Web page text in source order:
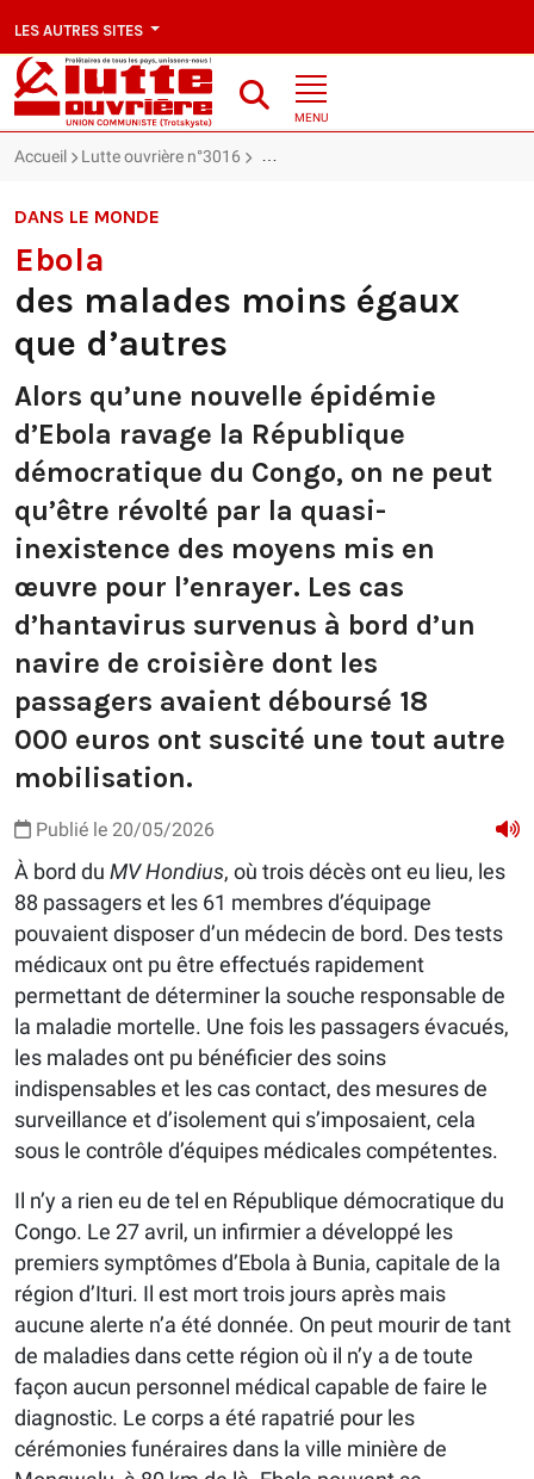
LES AUTRES SITES
MENU
Accueil Lutte ouvrière n°3016 Ebola : des malades moins égaux que
DANS LE MONDE
Ebola
des malades moins égaux
que d’autres
Alors qu’une nouvelle épidémie
d’Ebola ravage la République
démocratique du Congo, on ne peut
qu’être révolté par la quasi-
inexistence des moyens mis en
œuvre pour l’enrayer. Les cas
d’hantavirus survenus à bord d’un
navire de croisière dont les
passagers avaient déboursé 18
000 euros ont suscité une tout autre
mobilisation.
Publié le 20/05/2026
À bord du MV Hondius, où trois décès ont eu lieu, les
88 passagers et les 61 membres d’équipage
pouvaient disposer d’un médecin de bord. Des tests
médicaux ont pu être effectués rapidement
permettant de déterminer la souche responsable de
la maladie mortelle. Une fois les passagers évacués,
les malades ont pu bénéficier des soins
indispensables et les cas contact, des mesures de
surveillance et d’isolement qui s’imposaient, cela
sous le contrôle d’équipes médicales compétentes.
Il n’y a rien eu de tel en République démocratique du
Congo. Le 27 avril, un infirmier a développé les
premiers symptômes d’Ebola à Bunia, capitale de la
région d’Ituri. Il est mort trois jours après mais
aucune alerte n’a été donnée. On peut mourir de tant
de maladies dans cette région où il n’y a de toute
façon aucun personnel médical capable de faire le
diagnostic. Le corps a été rapatrié pour les
cérémonies funéraires dans la ville minière de